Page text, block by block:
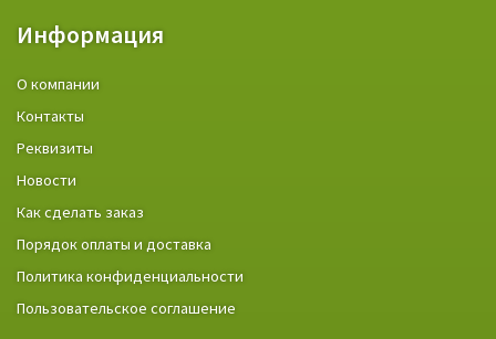
Информация
О компании
Контакты
Реквизиты
Новости
Как сделать заказ
Порядок оплаты и доставка
Политика конфиденциальности
Пользовательское соглашение